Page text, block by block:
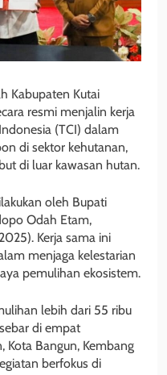
Kabupaten Kutai
resmi menjalin kerja
(TCI) dalam
di sektor kehutanan,
di luar kawasan hutan.
oleh Bupati
Odah Etam,
Kerja sama ini
menjaga kelestarian
pemulihan ekosistem.
lebih dari 55 ribu
di empat
Kota Bangun, Kembang
berfokus di